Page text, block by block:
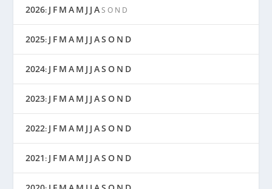
2026: J F M A M J J A S O N D
2025: J F M A M J J AS O N D
2024: J F M A M J J AS O N D
2023: J F M A M J J AS O N D
2022: J F M A M J J AS O N D
2021: J F M A M J J AS O N D